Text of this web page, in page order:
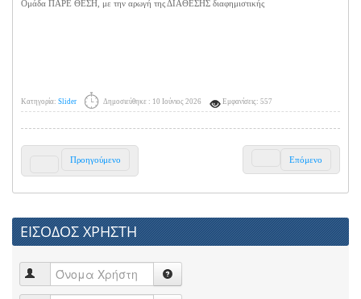
Ομάδα ΠΑΡΕ ΘΕΣΗ, με την αρωγή της ΔΙΑΘΕΣΗΣ διαφημιστικής
Κατηγορία: Slider Δημοσιεύθηκε : 10 Ιούνιος 2026 Εμφανίσεις: 557
Προηγούμενο Επόμενο
ΕΙΣΟΔΟΣ ΧΡΗΣΤΗ